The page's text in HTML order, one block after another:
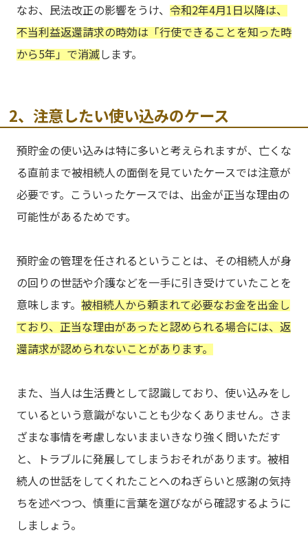
なお、民法改正の影響をうけ、 令和2年4月1日以降は、
不当利益返還請求の時効は「行使できることを知った時
から5年」で消滅します。
2、注意したい使い込みのケース
預貯金の使い込みは特に多いと考えられますが、亡くな
る直前まで被相続人の面倒を見ていたケースでは注意が
必要です。こういったケースでは、出金が正当な理由の
可能性があるためです。
預貯金の管理を任されるということは、その相続人が身
の回りの世話や介護などを一手に引き受けていたことを
意味します。 被相続人から頼まれて必要なお金を出金し
ており、正当な理由があったと認められる場合には、返
還請求が認められないことがあります。
また、当人は生活費として認識しており、使い込みをし
ているという意識がないことも少なくありません。さま
ざまな事情を考慮しないままいきなり強く問いただす
と、トラブルに発展してしまうおそれがあります。被相
続人の世話をしてくれたことへのねぎらいと感謝の気持
ちを述べつつ、慎重に言葉を選びながら確認するように
しましょう。